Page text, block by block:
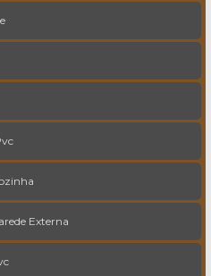
Externa